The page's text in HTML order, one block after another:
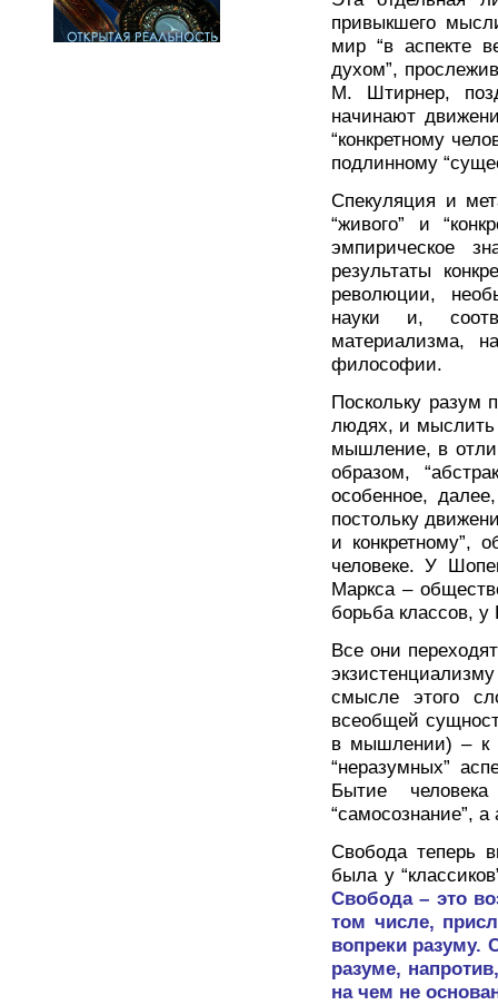
привыкшего
мир “в аспекте
духом”,
М. Штирнер,
начинают
“конкретному
подлинному
Спекуляция и
“живого” и
эмпирическое
результаты
революции,
науки и,
материализма,
философии.
Поскольку разум
людях, и мыслить
мышление, в
образом,
особенное,
постольку
и конкретному”,
человеке. У
Маркса –
борьба классов, у
Все они
смысле этого
всеобщей
в мышлении) – к
“неразумных”
Бытие
“самосознание”,
Свобода теперь
была у
Свобода – это
том числе,
вопреки разуму.
разуме,
на чем не